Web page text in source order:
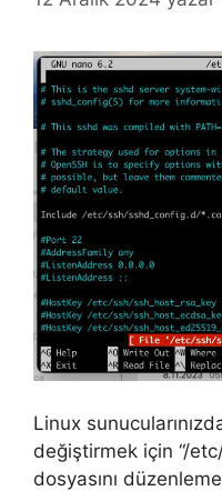
Linux
değiştirmek için “/
dosyasını